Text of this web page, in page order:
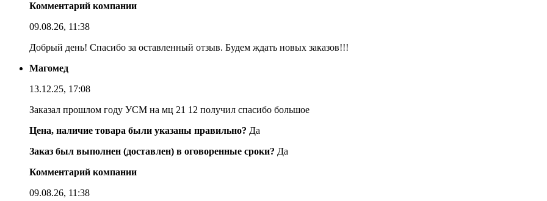
Комментарий компании
09.08.26, 11:38
Добрый день! Спасибо за оставленный отзыв. Будем ждать новых заказов!!!
Магомед
13.12.25, 17:08
Заказал прошлом году УСМ на мц 21 12 получил спасибо большое
Цена, наличие товара были указаны правильно? Да
Заказ был выполнен (доставлен) в оговоренные сроки? Да
Комментарий компании
09.08.26, 11:38